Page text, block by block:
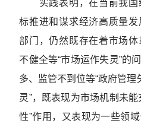
实践表明，在当前我国
标推进和谋求经济高质量
部门，仍然既存在着市场
不健全等“市场运作失灵”的
多、监管不到位等“政府管理
灵”，既表现为市场机制未
性”作用，又表现为一些领